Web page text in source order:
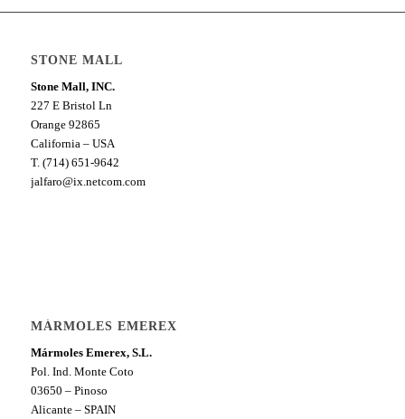
STONE MALL
Stone Mall, INC.
227 E Bristol Ln
Orange 92865
California – USA
T. (714) 651-9642
jalfaro@ix.netcom.com
MÁRMOLES EMEREX
Mármoles Emerex, S.L.
Pol. Ind. Monte Coto
03650 – Pinoso
Alicante – SPAIN